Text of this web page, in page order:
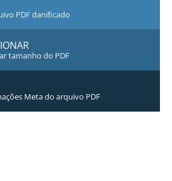
PDF danificado
tamanho do PDF
Meta do arquivo PDF